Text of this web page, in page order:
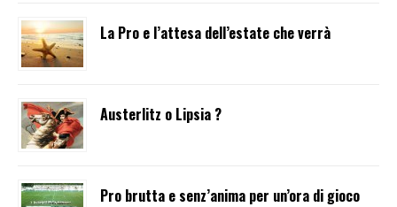
La Pro e l’attesa dell’estate che verrà
Austerlitz o Lipsia ?
Pro brutta e senz’anima per un’ora di gioco